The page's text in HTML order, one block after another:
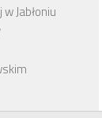
Jabłoniu